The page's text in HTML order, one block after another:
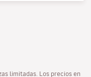
limitadas. Los precios en